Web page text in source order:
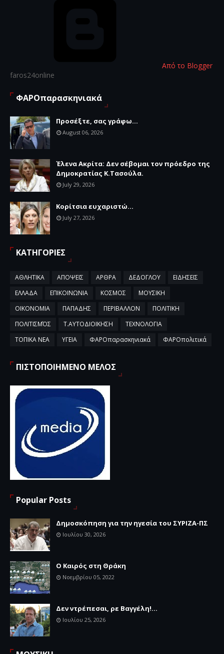
Από το Blogger
faros24online
ΦΑΡΟπαρασκηνιακά
Προσέξτε, σας γράφω...
August 06, 2026
Έλενα Ακρίτα: Δεν σέβομαι τον πρόεδρο της
Δημοκρατίας Κ.Τασούλα.
July 29, 2026
Κορίτσια ευχαριστώ...
July 27, 2026
ΚΑΤΗΓΟΡΙΕΣ
ΑΘΛΗΤΙΚΑ ΑΠΟΨΕΙΣ ΑΡΘΡΑ ΔΕΔΟΓΛΟΥ
ΕΙΔΗΣΕΙΣ
ΕΛΛΑΔΑ
ΕΠΙΚΟΙΝΩΝΙΑ ΚΟΣΜΟΣ
ΜΟΥΣΙΚΗ
ΟΙΚΟΝΟΜΙΑ
ΠΑΠΑΔΗΣ ΠΕΡΙΒΑΛΛΟΝ
ΠΟΛΙΤΙΚΗ
ΠΟΛΙΤΙΣΜΌΣ
Τ.ΑΥΤΟΔΙΟΙΚΗΣΗ
ΤΕΧΝΟΛΟΓΙΑ
ΤΟΠΙΚΑ ΝΕΑ
ΥΓΕΙΑ ΦΑΡΟπαρασκηνιακά ΦΑΡΟπολιτικά
ΠΙΣΤΟΠΟΙΗΜΕΝΟ ΜΕΛΟΣ
Popular Posts
Δημοσκόπηση για την ηγεσία του ΣΥΡΙΖΑ-ΠΣ
Ιουλίου 30, 2026
Ο Καιρός στη Θράκη
Νοεμβρίου 05, 2022
Δεν ντρέπεσαι, ρε Βαγγέλη!...
Ιουλίου 25, 2026